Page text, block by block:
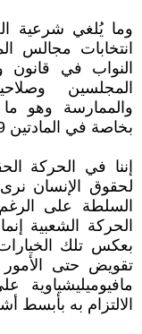
وما يُلغي شرعية
انتخابات مجالس
النواب في
المجلسين
والممارسة وهو
بخاصة في المادتين 49 و122.
إننا في الحركة
لحقوق الإنسان
السلطة على
الحركة الشعبية
بعكس تلك
تقويض حتى
مافيوميليشياوية
الالتزام به بأبسط